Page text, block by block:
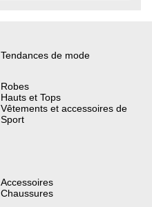
Tendances de mode
Robes
Hauts et Tops
Vêtements et accessoires de
Sport
Accessoires
Chaussures